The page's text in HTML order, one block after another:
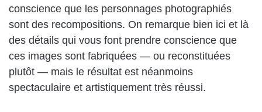
conscience que les personnages photographiés
sont des recompositions. On remarque bien ici et là
des détails qui vous font prendre conscience que
ces images sont fabriquées — ou reconstituées
plutôt — mais le résultat est néanmoins
spectaculaire et artistiquement très réussi.